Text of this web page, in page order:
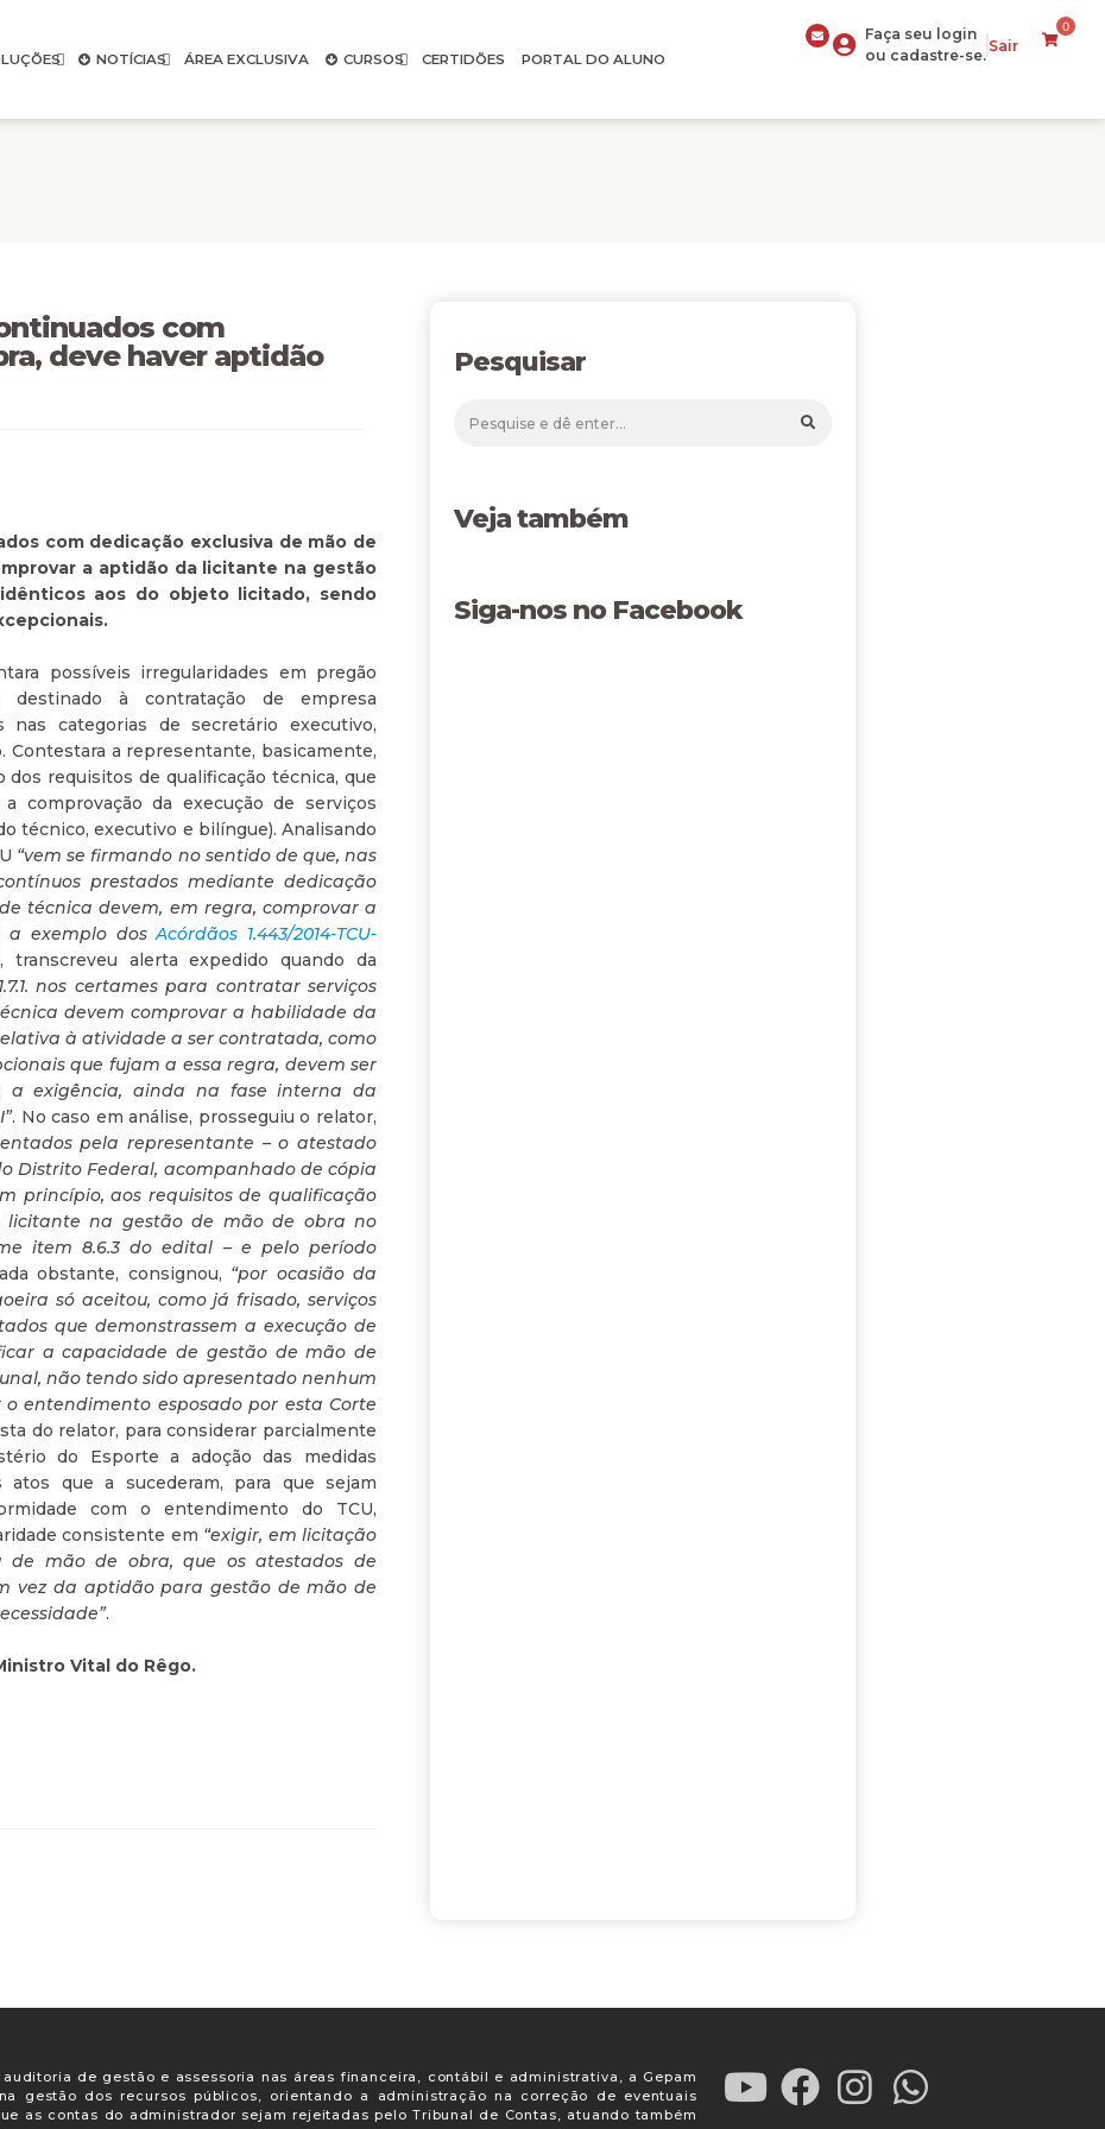
NOTÍCIAS ÁREA EXCLUSIVA CURSOS CERTIDÕES PORTAL DO ALUNO
Faça seu login
ou cadastre-se.
Sair
0
com
deve haver aptidão
com dedicação exclusiva de mão de
a aptidão da licitante na gestão
aos do objeto licitado, sendo
possíveis irregularidades em pregão
à contratação de empresa
nas categorias de secretário executivo,
a representante, basicamente,
requisitos de qualificação técnica, que
comprovação da execução de serviços
técnico, executivo e bilíngue). Analisando
“vem se firmando no sentido de que, nas
prestados mediante dedicação
técnica devem, em regra, comprovar a
a exemplo dosAcórdãos 1.443/2014-TCU-
transcreveu alerta expedido quando da
nos certames para contratar serviços
devem comprovar a habilidade da
à atividade a ser contratada, como
que fujam a essa regra, devem ser
a exigência, ainda na fase interna da
. No caso em análise, prosseguiu o relator,
pela representante – o atestado
Distrito Federal, acompanhado de cópia
princípio, aos requisitos de qualificação
licitante na gestão de mão de obra no
item 8.6.3 do edital – e pelo período
obstante, consignou, “por ocasião da
só aceitou, como já frisado, serviços
que demonstrassem a execução de
a capacidade de gestão de mão de
não tendo sido apresentado nenhum
entendimento esposado por esta Corte
do relator, para considerar parcialmente
do Esporte a adoção das medidas
que a sucederam, para que sejam
com o entendimento do TCU,
consistente em “exigir, em licitação
de mão de obra, que os atestados de
vez da aptidão para gestão de mão de
.
Vital do Rêgo.
Pesquisar
Veja também
Siga-nos no Facebook
de gestão e assessoria nas áreas financeira, contábil e administrativa, a Gepam
gestão dos recursos públicos, orientando a administração na correção de eventuais
as contas do administrador sejam rejeitadas pelo Tribunal de Contas, atuando também